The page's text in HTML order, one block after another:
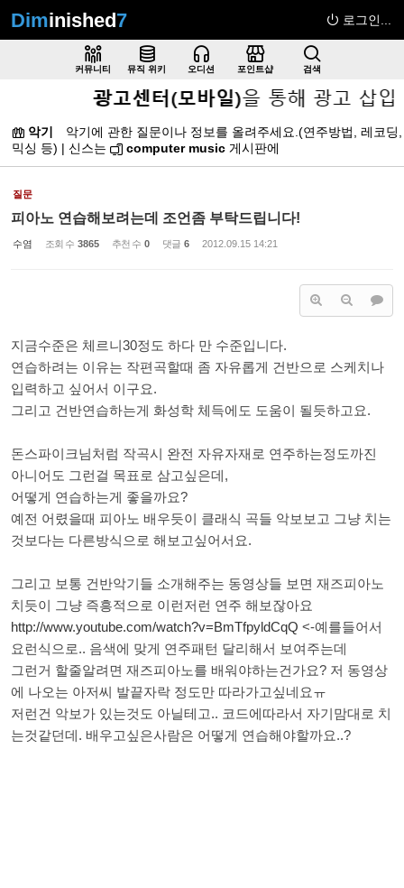
Diminished7 로그인...
커뮤니티 뮤직 위키 오디션 포인트샵 검색
악기
악기에 관한 질문이나 정보를 올려주세요.(연주방법, 레코딩,
믹싱 등) | 신스는
computer music 게시판에
질문
피아노 연습해보려는데 조언좀 부탁드립니다!
수염 조회 수 3865 추천 수 0 댓글 6 2012.09.15 14:21
지금수준은 체르니30정도 하다 만 수준입니다.
연습하려는 이유는 작편곡할때 좀 자유롭게 건반으로 스케치나
입력하고 싶어서 이구요.
그리고 건반연습하는게 화성학 체득에도 도움이 될듯하고요.
돈스파이크님처럼 작곡시 완전 자유자재로 연주하는정도까진
아니어도 그런걸 목표로 삼고싶은데,
어떻게 연습하는게 좋을까요?
예전 어렸을때 피아노 배우듯이 클래식 곡들 악보보고 그냥 치는
것보다는 다른방식으로 해보고싶어서요.
그리고 보통 건반악기들 소개해주는 동영상들 보면 재즈피아노
치듯이 그냥 즉흥적으로 이런저런 연주 해보잖아요
http://www.youtube.com/watch?v=BmTfpyldCqQ <-예를들어서
요런식으로.. 음색에 맞게 연주패턴 달리해서 보여주는데
그런거 할줄알려면 재즈피아노를 배워야하는건가요? 저 동영상
에 나오는 아저씨 발끝자락 정도만 따라가고싶네요ㅠ
저런건 악보가 있는것도 아닐테고.. 코드에따라서 자기맘대로 치
는것같던데. 배우고싶은사람은 어떻게 연습해야할까요..?
Sketchbook5, 스케치북5
Sketchbook5, 스케치북5